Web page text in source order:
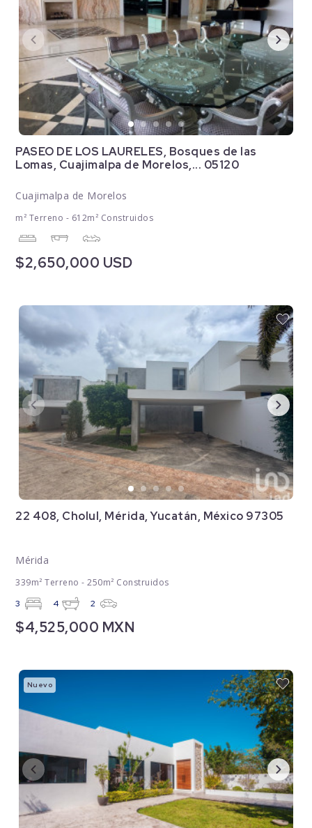
PASEO DE LOS LAURELES, Bosques de las
Lomas, Cuajimalpa de Morelos,... 05120
Cuajimalpa de Morelos
m² Terreno - 612m² Construidos
$2,650,000 USD
22 408, Cholul, Mérida, Yucatán, México 97305
Mérida
339m² Terreno - 250m² Construidos
3 4 2
$4,525,000 MXN
Nuevo